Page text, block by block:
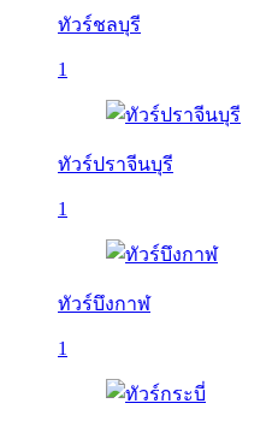
ทัวร์ชลบุรี
1
ทัวร์ปราจีนบุรี
1
ทัวร์บึงกาฬ
1